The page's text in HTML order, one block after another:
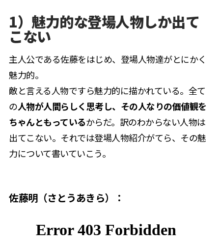
1）魅力的な登場人物しか出て
こない
主人公である佐藤をはじめ、登場人物達がとにかく
魅力的。
敵と言える人物ですら魅力的に描かれている。全て
の人物が人間らしく思考し、その人なりの価値観を
ちゃんともっているからだ。訳のわからない人物は
出てこない。それでは登場人物紹介がてら、その魅
力について書いていこう。
佐藤明（さとうあきら）：